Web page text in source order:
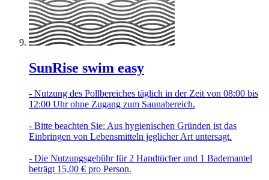
SunRise swim easy
- Nutzung des Pollbereiches täglich in der Zeit von 08:00 bis
12:00 Uhr ohne Zugang zum Saunabereich.
- Bitte beachten Sie: Aus hygienischen Gründen ist das
Einbringen von Lebensmitteln jeglicher Art untersagt.
- Die Nutzungsgebühr für 2 Handtücher und 1 Bademantel
beträgt 15,00 € pro Person.